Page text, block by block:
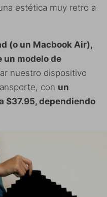
estética muy retro a
(o un Macbook Air),
modelo de
nuestro dispositivo
con un
$37.95, dependiendo